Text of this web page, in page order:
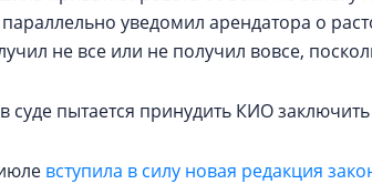
уведомил арендатора о
не все или не получил вовсе,
суде пытается принудить КИО
вступила в силу новая редакция